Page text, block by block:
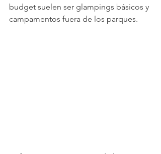
budget suelen ser glampings básicos y
campamentos fuera de los parques.